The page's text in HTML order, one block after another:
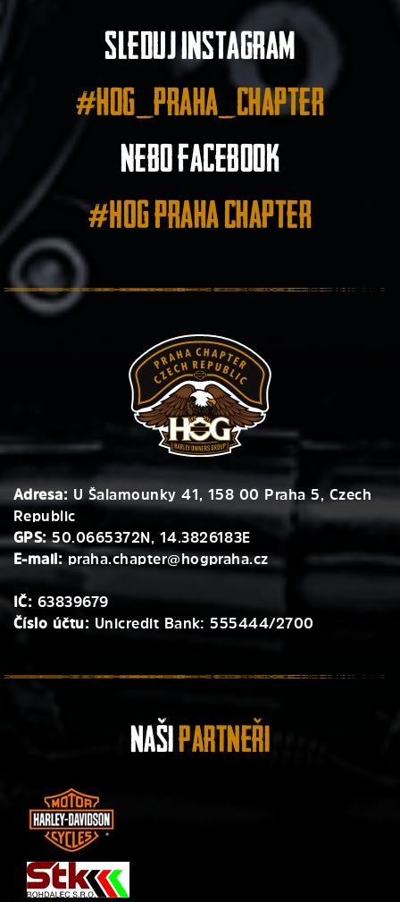
Sleduj instagram
#hog_praha_chapter
nebo facebook
#HOG Praha Chapter
Adresa: U Šalamounky 41, 158 00 Praha 5, Czech
Republic
GPS:50.0665372N, 14.3826183E
E-mail:praha.chapter@hogpraha.cz
IČ: 63839679
Číslo účtu: Unicredit Bank: 555444/2700
NašiPartneři